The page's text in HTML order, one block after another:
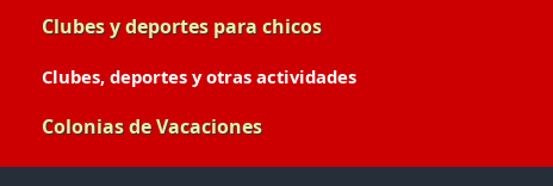
Clubes y deportes para chicos
Clubes, deportes y otras actividades
Colonias de Vacaciones